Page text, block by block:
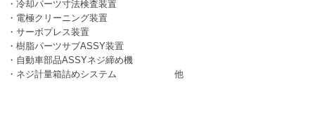
・冷却パーツ寸法検査装置
・電極クリーニング装置
・サーボプレス装置
・樹脂パーツサブASSY装置
・自動車部品ASSYネジ締め機
・ネジ計量箱詰めシステム 他